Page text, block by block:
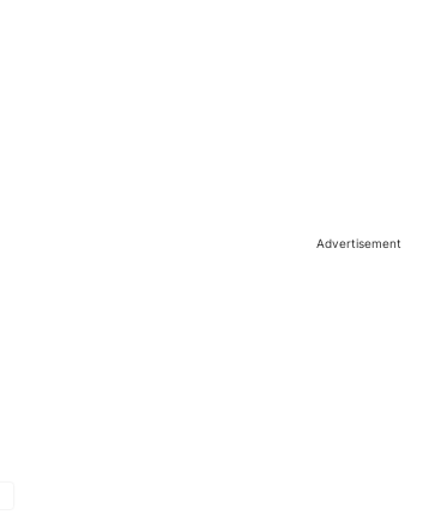
Advertisement